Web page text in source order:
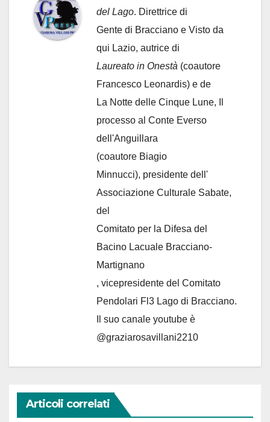
del Lago. Direttrice di
Gente di Bracciano e Visto da
qui Lazio, autrice di
Laureato in Onestà (coautore
Francesco Leonardis) e de
La Notte delle Cinque Lune, Il
processo al Conte Everso
dell'Anguillara
(coautore Biagio
Minnucci), presidente dell'
Associazione Culturale Sabate,
del
Comitato per la Difesa del
Bacino Lacuale Bracciano-
Martignano
, vicepresidente del Comitato
Pendolari Fl3 Lago di Bracciano.
Il suo canale youtube è
@graziarosavillani2210
Articoli correlati